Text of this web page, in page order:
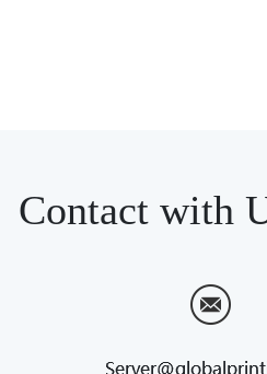
Contact with